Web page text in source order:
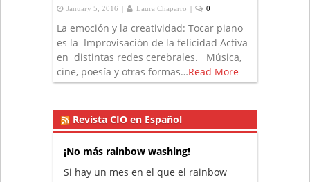
January 5, 2016 | Laura Chaparro | 0
La emoción y la creatividad: Tocar piano
es la Improvisación de la felicidad Activa
en distintas redes cerebrales. Música,
cine, poesía y otras formas…Read More
Revista CIO en Español
¡No más rainbow washing!
Si hay un mes en el que el rainbow